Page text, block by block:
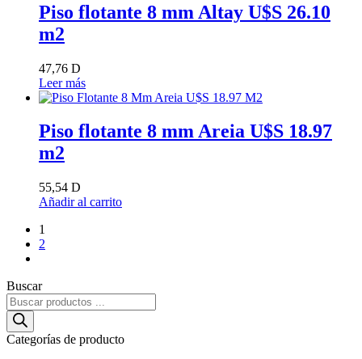
Piso flotante 8 mm Altay U$S 26.10
m2
47,76 D
Leer más
Piso flotante 8 mm Areia U$S 18.97
m2
55,54 D
Añadir al carrito
1
2
Buscar
Búsqueda
de
productos
Categorías de producto